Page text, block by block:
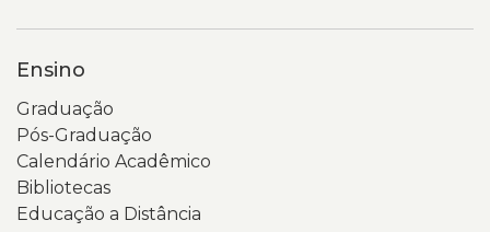
em
tons
verde
e
elementos
gráficos
circulares.
Estadual
do
Grande
do
Sul
(Uergs).
No
Ensino
Graduação
Pós-Graduação
Calendário Acadêmico
Bibliotecas
Educação a Distância